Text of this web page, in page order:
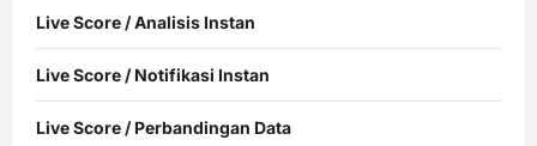
Live Score / Analisis Instan
Live Score / Notifikasi Instan
Live Score / Perbandingan Data